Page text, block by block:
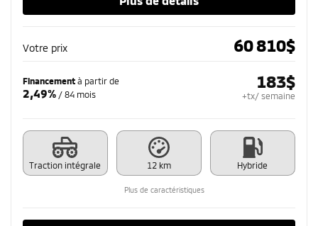
Votre prix 60 810$
Financement à partir de
2,49% / 84 mois
183$
+tx/ semaine
Traction intégrale 12 km Hybride
Plus de caractéristiques